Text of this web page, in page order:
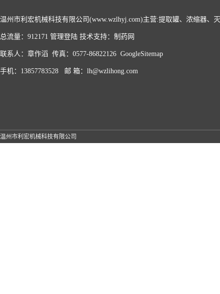
温州市利宏机械科技有限公司(www.wzlhyj.com)主营:提取罐、浓缩器、
总流量：912171 管理登陆 技术支持： 制药网
联系人：章作滔 传真：0577-86822126 GoogleSitemap
手机：13857783528 邮 箱：lh@wzlihong.com
温州市利宏机械科技有限公司